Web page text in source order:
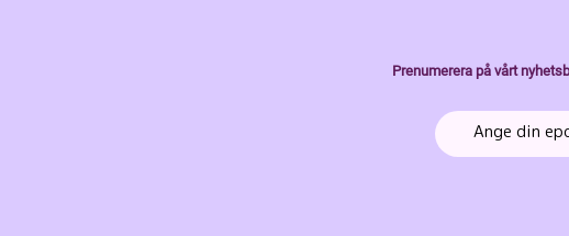
Prenumerera på vårt